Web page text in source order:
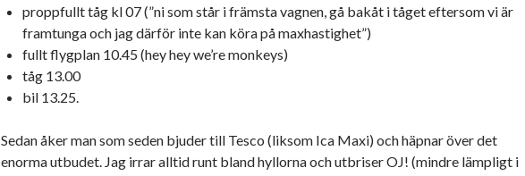
proppfullt tåg kl 07 (”ni som står i främsta vagnen, gå bakåt i tåget eftersom vi är
framtunga och jag därför inte kan köra på maxhastighet”)
fullt flygplan 10.45 (hey hey we’re monkeys)
tåg 13.00
bil 13.25.
Sedan åker man som seden bjuder till Tesco (liksom Ica Maxi) och häpnar över det
enorma utbudet. Jag irrar alltid runt bland hyllorna och utbriser OJ! (mindre lämpligt i